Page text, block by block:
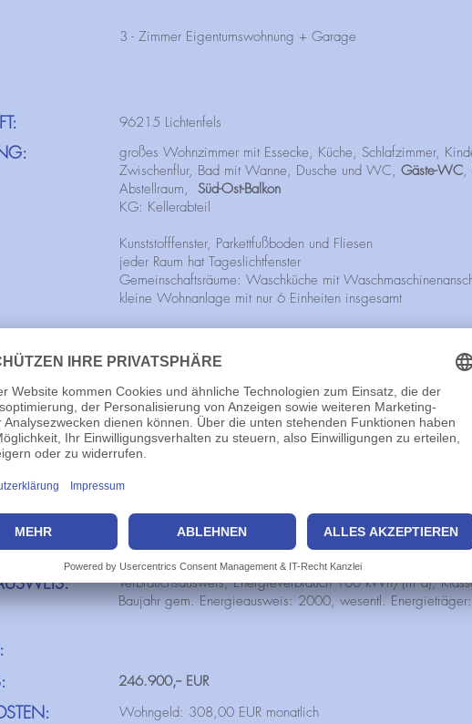
3 - Zimmer Eigentumswohnung + Garage
96215 Lichtenfels
großes Wohnzimmer mit Essecke, Küche, Schlafzimmer,
Zwischenflur, Bad mit Wanne, Dusche und WC, Gäste-WC,
Abstellraum, Süd-Ost-Balkon
KG: Kellerabteil
Kunststofffenster, Parkettfußboden und Fliesen
jeder Raum hat Tageslichtfenster
Gemeinschaftsräume: Waschküche mit
kleine Wohnanlage mit nur 6 Einheiten insgesamt
großer Süd-Ost-Balkon
ca. 79,59m²
OG
GARAGE: 1 Einzelgarage
2000
Gaszentralheizung
Verbrauchsausweis, Energieverbrauch 100 kWh/(m²a),
Baujahr gem. Energieausweis: 2000, wesentl.
246.900,-- EUR
Wohngeld: 308,00 EUR monatlich